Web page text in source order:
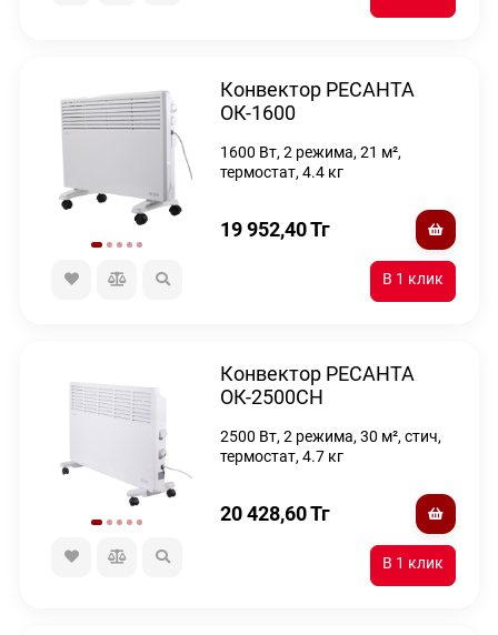
Конвектор РЕСАНТА
ОК-1600
1600 Вт, 2 режима, 21 м²,
термостат, 4.4 кг
19 952,40Тг
Конвектор РЕСАНТА
ОК-2500СН
2500 Вт, 2 режима, 30 м², стич,
термостат, 4.7 кг
20 428,60Тг